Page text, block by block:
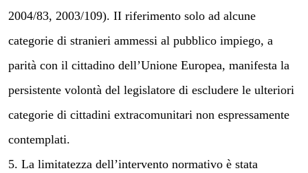
2004/83, 2003/109). II riferimento solo ad alcune
categorie di stranieri ammessi al pubblico impiego, a
parità con il cittadino dell’Unione Europea, manifesta la
persistente volontà del legislatore di escludere le ulteriori
categorie di cittadini extracomunitari non espressamente
contemplati.
5. La limitatezza dell’intervento normativo è stata